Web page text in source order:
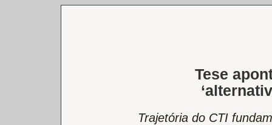
Tese
Trajetória do CTI